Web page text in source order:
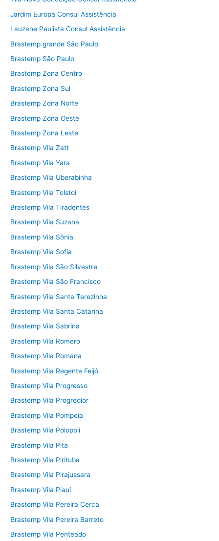
Jardim Europa Consul Assistência
Lauzane Paulista Consul Assistência
Brastemp grande São Paulo
Brastemp São Paulo
Brastemp Zona Centro
Brastemp Zona Sul
Brastemp Zona Norte
Brastemp Zona Oeste
Brastemp Zona Leste
Brastemp Vila Zatt
Brastemp Vila Yara
Brastemp Vila Uberabinha
Brastemp Vila Tolstoi
Brastemp Vila Tiradentes
Brastemp Vila Suzana
Brastemp Vila Sônia
Brastemp Vila Sofia
Brastemp Vila São Silvestre
Brastemp Vila São Francisco
Brastemp Vila Santa Terezinha
Brastemp Vila Santa Catarina
Brastemp Vila Sabrina
Brastemp Vila Romero
Brastemp Vila Romana
Brastemp Vila Regente Feijó
Brastemp Vila Progresso
Brastemp Vila Progredior
Brastemp Vila Pompeia
Brastemp Vila Polopoli
Brastemp Vila Pita
Brastemp Vila Pirituba
Brastemp Vila Pirajussara
Brastemp Vila Piauí
Brastemp Vila Pereira Cerca
Brastemp Vila Pereira Barreto
Brastemp Vila Penteado